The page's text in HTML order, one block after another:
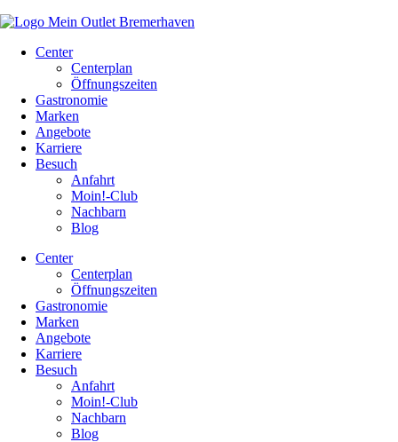
Center
Centerplan
Öffnungszeiten
Gastronomie
Marken
Angebote
Karriere
Besuch
Anfahrt
Moin!-Club
Nachbarn
Blog
Center
Centerplan
Öffnungszeiten
Gastronomie
Marken
Angebote
Karriere
Besuch
Anfahrt
Moin!-Club
Nachbarn
Blog